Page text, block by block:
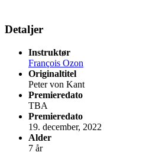
Detaljer
Instruktør
François Ozon
Originaltitel
Peter von Kant
Premieredato
TBA
Premieredato
19. december, 2022
Alder
7 år